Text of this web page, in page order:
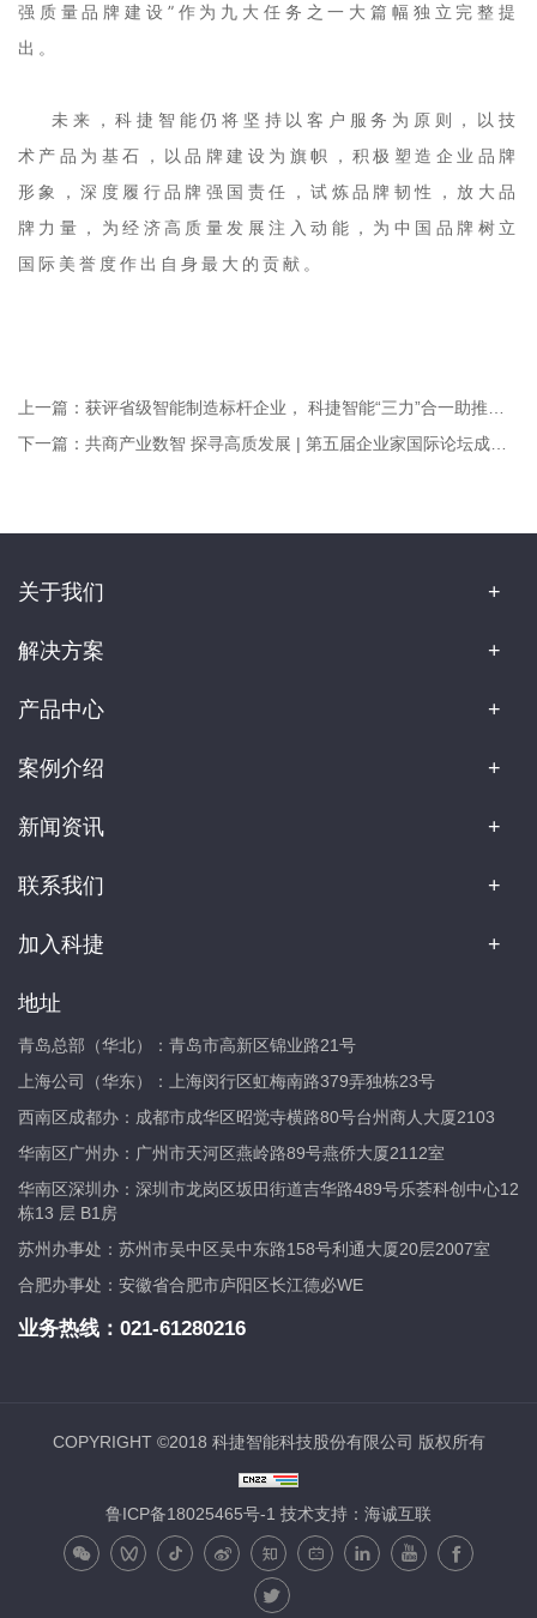
强质量品牌建设”作为九大任务之一大篇幅独立完整提
出。
未来，科捷智能仍将坚持以客户服务为原则，以技
术产品为基石，以品牌建设为旗帜，积极塑造企业品牌
形象，深度履行品牌强国责任，试炼品牌韧性，放大品
牌力量，为经济高质量发展注入动能，为中国品牌树立
国际美誉度作出自身最大的贡献。
上一篇： 获评省级智能制造标杆企业， 科捷智能“三力”合一助推智造新发展
下一篇： 共商产业数智 探寻高质发展 | 第五届企业家国际论坛成功召开 科捷智能获评卓越企业
关于我们
解决方案
产品中心
案例介绍
新闻资讯
联系我们
加入科捷
地址
青岛总部（华北）：青岛市高新区锦业路21号
上海公司（华东）：上海闵行区虹梅南路379弄独栋23号
西南区成都办：成都市成华区昭觉寺横路80号台州商人大厦2103
华南区广州办：广州市天河区燕岭路89号燕侨大厦2112室
华南区深圳办：深圳市龙岗区坂田街道吉华路489号乐荟科创中心12
栋13 层 B1房
苏州办事处：苏州市吴中区吴中东路158号利通大厦20层2007室
合肥办事处：安徽省合肥市庐阳区长江德必WE
业务热线： 021-61280216
COPYRIGHT ©2018 科捷智能科技股份有限公司 版权所有
鲁ICP备18025465号-1 技术支持：海诚互联